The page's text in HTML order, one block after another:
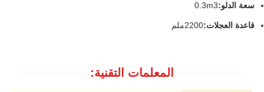
سعة الدلو:0.3m3
قاعدة العجلات:2200ملم
المعلمات التقنية: